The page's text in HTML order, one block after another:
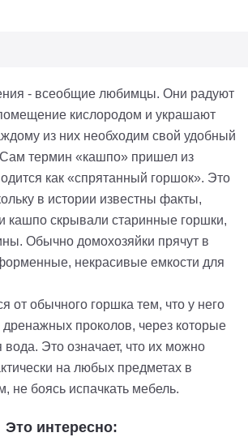
- всеобщие любимцы. Они радуют
кислородом и украшают
из них необходим свой удобный
термин «кашпо» пришел из
как «спрятанный горшок». Это
в истории известны факты,
кашпо скрывали старинные горшки,
Обычно домохозяйки прячут в
некрасивые емкости для
от обычного горшка тем, что у него
дренажных проколов, через которые
Это означает, что их можно
на любых предметах в
не боясь испачкать мебель.
Это интересно: